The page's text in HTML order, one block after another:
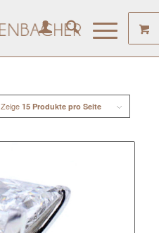
Zeige 15 Produkte pro Seite